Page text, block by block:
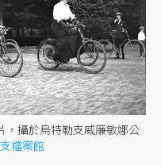
，攝於烏特勒支威廉敏娜公
檔案館